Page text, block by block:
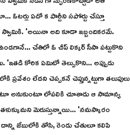
ఏదో క పార్టీని సపోర్టు చేస్తూ
స్వామికి. 'అయినా అది కూడా ఇబ్బందికరమే.
చేతిలో ఓ చీప్ లిక్కర్ సీసా పట్టుకొని
'ఇతడి కోరిక ఏమిటో తెల్సుకొని... అప్పుడు
లేదని చెప్పకనే చెప్తున్నట్టుగా తలుపులు
అనుకుంటూ లోపలికి చూశాడు ఆ సామాన్య
మెరుస్తున్నాయి... 'నమస్కారం
జేబులోకి తోసి, రెండు చేతులూ కలిపి